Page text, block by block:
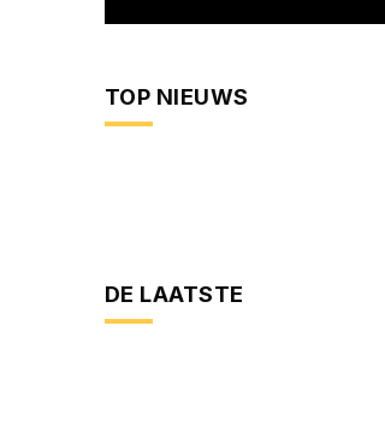
TOP NIEUWS
DE LAATSTE